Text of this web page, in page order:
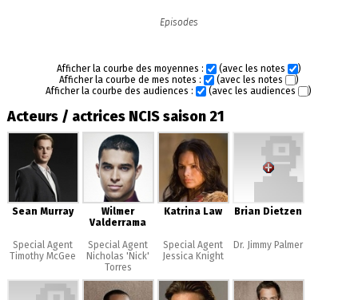
Episodes
Afficher la courbe des moyennes : (avec les notes
)
Afficher la courbe de mes notes :
(avec les notes
)
Afficher la courbe des audiences :
(avec les audiences )
Acteurs / actrices NCIS saison 21
Sean Murray
Special Agent
Timothy McGee
Wilmer
Valderrama
Special Agent
Nicholas 'Nick'
Torres
Katrina Law
Special Agent
Jessica Knight
Brian Dietzen
Dr. Jimmy Palmer